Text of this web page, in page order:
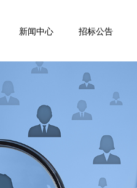
新闻中心 招标公告